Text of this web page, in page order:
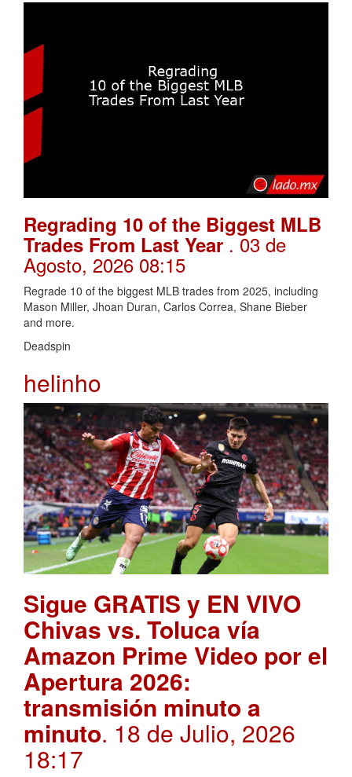
Regrading 10 of the Biggest MLB
Trades From Last Year. 03 de
Agosto, 2026 08:15
Regrade 10 of the biggest MLB trades from 2025, including
Mason Miller, Jhoan Duran, Carlos Correa, Shane Bieber
and more.
Deadspin
helinho
Sigue GRATIS y EN VIVO
Chivas vs. Toluca vía
Amazon Prime Video por el
Apertura 2026:
transmisión minuto a
minuto. 18 de Julio, 2026
18:17